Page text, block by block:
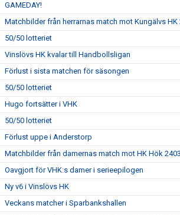
GAMEDAY!
Matchbilder från herrarnas match mot Kungälvs HK
50/50 lotteriet
Vinslövs HK kvalar till Handbollsligan
Förlust i sista matchen för säsongen
50/50 lotteriet
Hugo fortsätter i VHK
50/50 lotteriet
Förlust uppe i Anderstorp
Matchbilder från damernas match mot HK Hök
Oavgjort för VHK:s damer i serieepilogen
Ny v6 i Vinslövs HK
Veckans matcher i Sparbankshallen